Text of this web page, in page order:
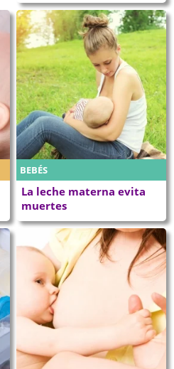
BEBÉS
La leche materna evita
muertes